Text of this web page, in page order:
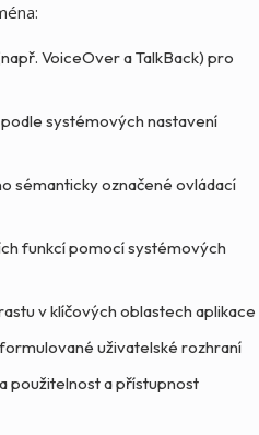
VoiceOver a TalkBack) pro
systémových nastavení
sémanticky označené ovládací
funkcí pomocí systémových
v klíčových oblastech aplikace
uživatelské rozhraní
použitelnost a přístupnost